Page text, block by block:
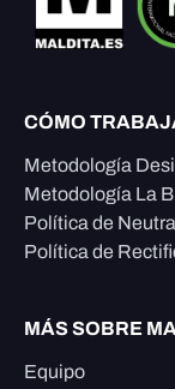
CÓMO
Metodología
Metodología La
Política de
Política de
MÁS SOBRE
Equipo